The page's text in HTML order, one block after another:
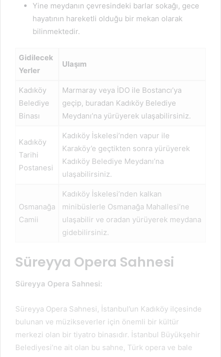
Yine meydanın çevresindeki barlar sokağı, gece
hayatının hareketli olduğu bir mekan olarak
bilinmektedir.
Gidilecek
Yerler
Ulaşım
Kadıköy
Belediye
Binası
Marmaray veya İDO ile Bostancı’ya
geçip, buradan Kadıköy Belediye
Meydanı’na yürüyerek ulaşabilirsiniz.
Kadıköy
Tarihi
Postanesi
Kadıköy İskelesi’nden vapur ile
Karaköy’e geçtikten sonra yürüyerek
Kadıköy Belediye Meydanı’na
ulaşabilirsiniz.
Osmanağa
Camii
Kadıköy İskelesi’nden kalkan
minibüslerle Osmanağa Mahallesi’ne
ulaşabilir ve oradan yürüyerek meydana
gidebilirsiniz.
Süreyya Opera Sahnesi
Süreyya Opera Sahnesi:
Süreyya Opera Sahnesi, İstanbul’un Kadıköy ilçesinde
bulunan ve müzikseverler için önemli bir kültür
merkezi olan bir tiyatro binasıdır. İstanbul Büyükşehir
Belediyesi’ne ait olan bu sahne, Türk opera ve bale